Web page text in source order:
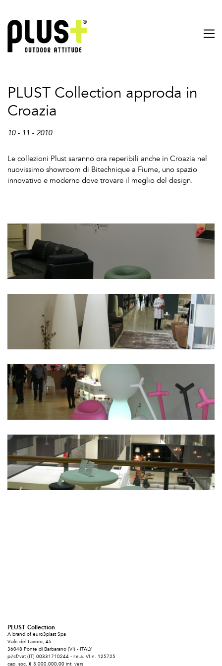
PLUST Collection approda in
Croazia
10 - 11 - 2010
Le collezioni Plust saranno ora reperibili anche in Croazia nel
nuovissimo showroom di Bitechnique a Fiume, uno spazio
innovativo e moderno dove trovare il meglio del design.
PLUST Collection
A brand of euro3plast Spa
Viale del Lavoro, 45
36048 Ponte di Barbarano (VI) - ITALY
pi/cf/vat (IT) 00331710244 - r.e.a. VI n. 125725
cap. soc. € 3.000.000,00 int. vers.